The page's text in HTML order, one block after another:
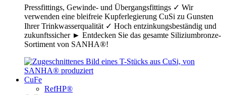
Pressfittings, Gewinde- und Übergangsfittings ✓ Wir
verwenden eine bleifreie Kupferlegierung CuSi zu Gunsten
Ihrer Trinkwasserqualität ✓ Hoch entzinkungsbeständig und
zukunftssicher ► Entdecken Sie das gesamte Siliziumbronze-
Sortiment von SANHA®!
CuFe
RefHP®